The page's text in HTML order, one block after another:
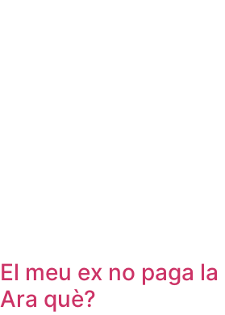
El meu ex no paga
Ara què?